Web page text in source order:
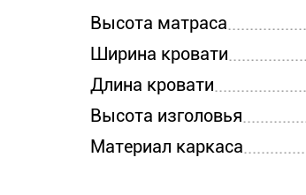
Высота матраса
Ширина кровати
Длина кровати
Высота изголовья
Материал каркаса